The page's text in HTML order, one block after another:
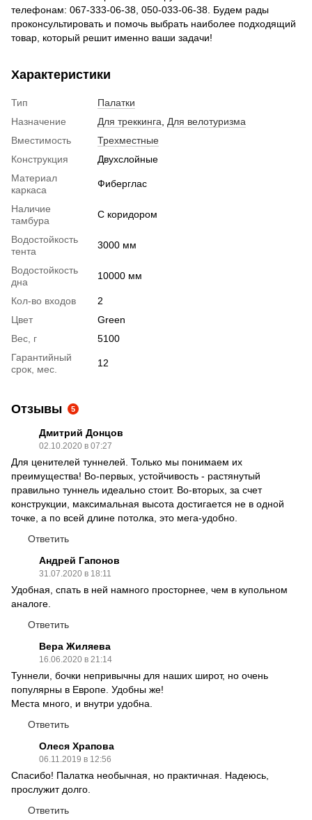
телефонам: 067-333-06-38, 050-033-06-38. Будем рады
проконсультировать и помочь выбрать наиболее подходящий
товар, который решит именно ваши задачи!
Характеристики
Тип
Палатки
Назначение
Для треккинга, Для велотуризма
Вместимость
Трехместные
Конструкция
Двухслойные
Материал
каркаса
Фиберглас
Наличие
тамбура
С коридором
Водостойкость
тента
3000 мм
Водостойкость
дна
10000 мм
Кол-во входов
2
Цвет
Green
Вес, г
5100
Гарантийный
срок, мес.
12
Отзывы 5
Дмитрий Донцов
02.10.2020 в 07:27
Для ценителей туннелей. Только мы понимаем их
преимущества! Во-первых, устойчивость - растянутый
правильно туннель идеально стоит. Во-вторых, за счет
конструкции, максимальная высота достигается не в одной
точке, а по всей длине потолка, это мега-удобно.
Ответить
Андрей Гапонов
31.07.2020 в 18:11
Удобная, спать в ней намного просторнее, чем в купольном
аналоге.
Ответить
Вера Жиляева
16.06.2020 в 21:14
Туннели, бочки непривычны для наших широт, но очень
популярны в Европе. Удобны же!
Места много, и внутри удобна.
Ответить
Олеся Храпова
06.11.2019 в 12:56
Спасибо! Палатка необычная, но практичная. Надеюсь,
прослужит долго.
Ответить